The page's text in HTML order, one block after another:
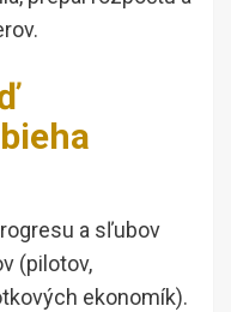
a sľubov
(pilotov,
ekonomík).